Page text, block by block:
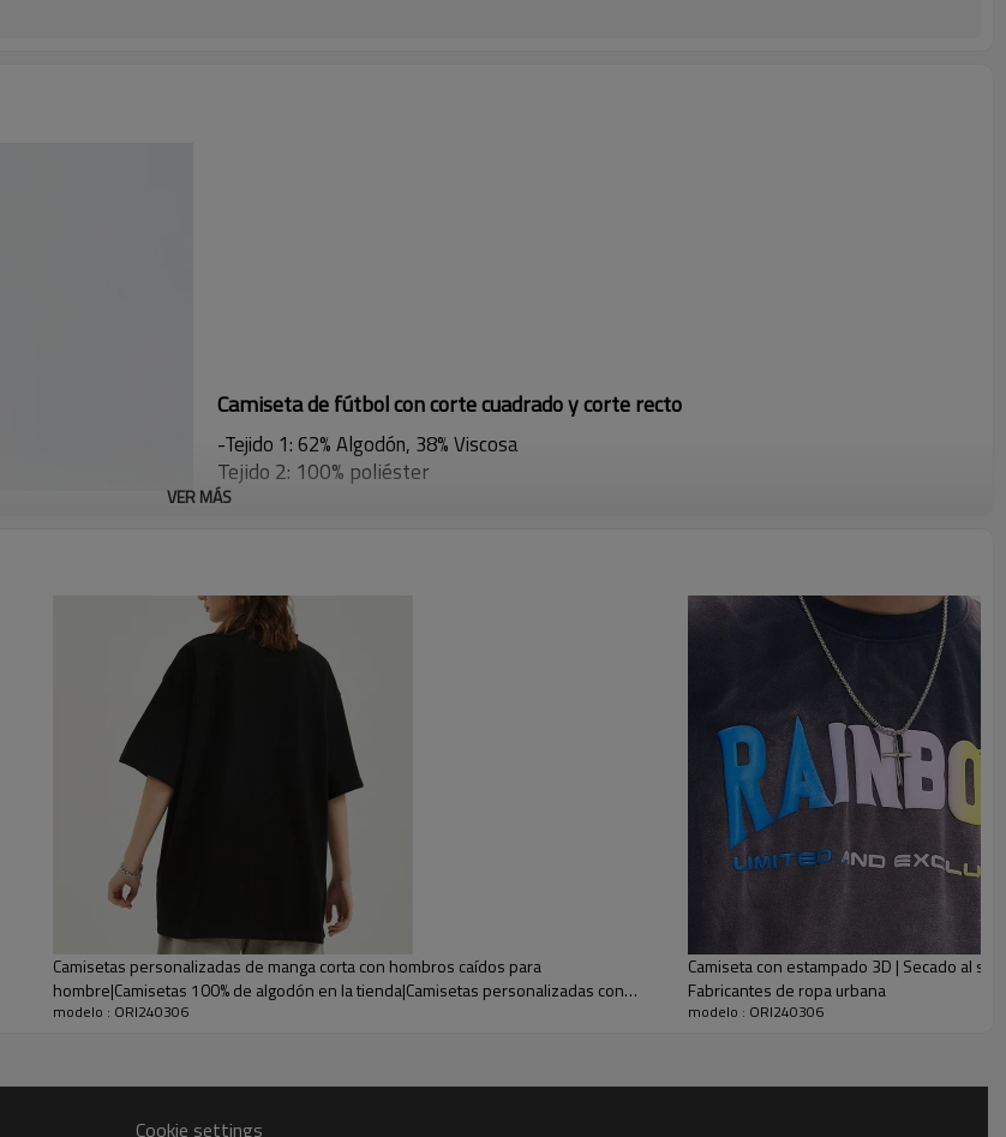
Camiseta de fútbol con corte cuadrado y corte recto
-Tejido 1: 62% Algodón, 38% Viscosa
Tejido 2: 100% poliéster
-Logotipo serigrafiado
Las formas y el corte oversize de la ropa de rugby encuentran un nuevo espacio en este
polo de jersey confeccionado con inserciones en contraste. La prenda se puede combinar
con vaqueros, pantalones deportivos o bermudas.
VER MÁS
Camisetas personalizadas de manga corta con hombros caídos para
hombre|Camisetas 100% de algodón en la tienda|Camisetas personalizadas con
estampado digital 3D para hombre
modelo : ORI240306
Camiseta con estampado 3D | Secado al
Fabricantes de ropa urbana
modelo : ORI240306
Cookie settings